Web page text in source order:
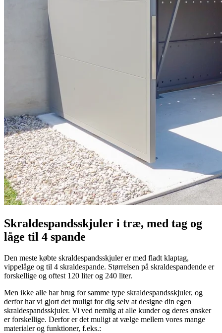
Skraldespandsskjuler i træ, med tag og
låge til 4 spande
Den meste købte skraldespandsskjuler er med fladt klaptag,
vippelåge og til 4 skraldespande. Størrelsen på skraldespandende er
forskellige og oftest 120 liter og 240 liter.
Men ikke alle har brug for samme type skraldespandsskjuler, og
derfor har vi gjort det muligt for dig selv at designe din egen
skraldespandsskjuler. Vi ved nemlig at alle kunder og deres ønsker
er forskellige. Derfor er det muligt at vælge mellem vores mange
materialer og funktioner, f.eks.: